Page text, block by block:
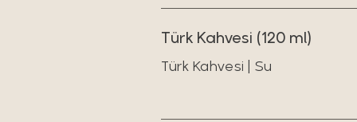
Türk Kahvesi (120 ml)
Türk Kahvesi | Su